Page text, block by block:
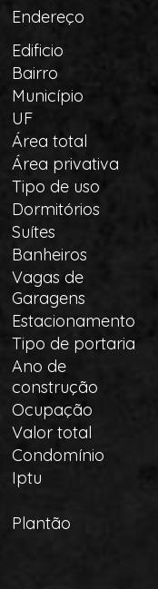
Endereço
Edificio
Bairro
Município
UF
Área total
Área privativa
Tipo de uso
Dormitórios
Suítes
Banheiros
Vagas de
Garagens
Estacionamento
Tipo de portaria
Ano de
construção
Ocupação
Valor total
Condomínio
Iptu
Plantão